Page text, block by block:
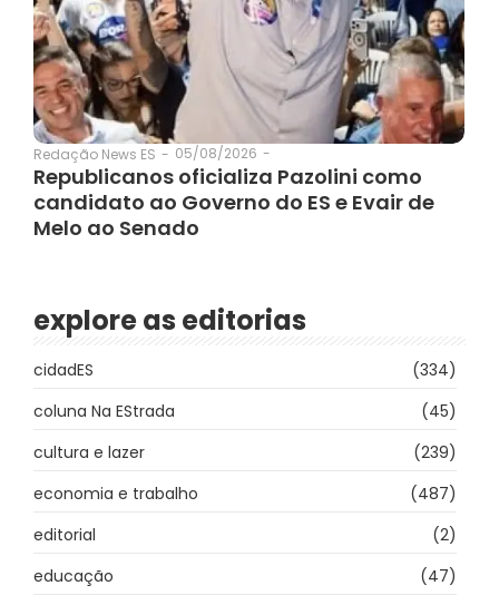
Redação News ES - 05/08/2026 -
Republicanos oficializa Pazolini como
candidato ao Governo do ES e Evair de
Melo ao Senado
explore as editorias
cidadES
(334)
coluna Na EStrada
(45)
cultura e lazer
(239)
economia e trabalho
(487)
editorial
(2)
educação
(47)